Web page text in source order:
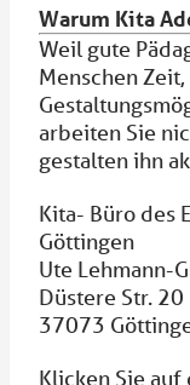
Warum Kita
Weil gute
Menschen
arbeiten Sie
gestalten ihn
Kita- Büro des
Göttingen
Ute Lehmann-
Düstere Str. 20
37073
Klicken Sie auf